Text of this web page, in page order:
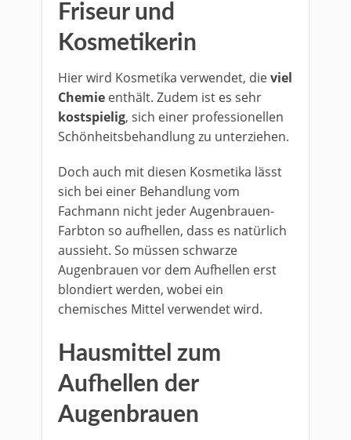
Friseur und
Kosmetikerin
Hier wird Kosmetika verwendet, dieviel
Chemie enthält. Zudem ist es sehr
kostspielig, sich einer professionellen
Schönheitsbehandlung zu unterziehen.
Doch auch mit diesen Kosmetika lässt
sich bei einer Behandlung vom
Fachmann nicht jeder Augenbrauen-
Farbton so aufhellen, dass es natürlich
aussieht. So müssen schwarze
Augenbrauen vor dem Aufhellen erst
blondiert werden, wobei ein
chemisches Mittel verwendet wird.
Hausmittel zum
Aufhellen der
Augenbrauen